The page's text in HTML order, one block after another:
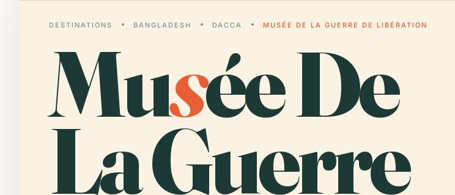
DESTINATIONS BANGLADESH DACCA MUSÉE DE LA GUERRE DE LIBÉRATION
Musée De
La Guerre